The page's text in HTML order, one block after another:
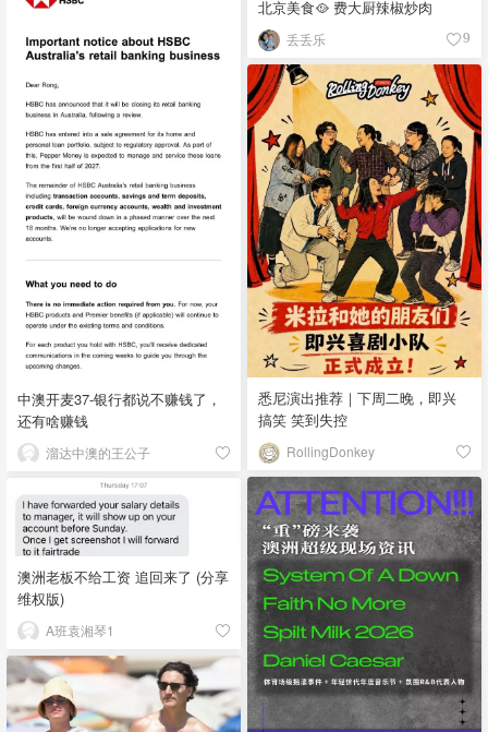
北京美食🥘 费大厨辣椒炒肉
丢丢乐 9
中澳开麦37-银行都说不赚钱了，
还有啥赚钱
溜达中澳的王公子
悉尼演出推荐｜下周二晚，即兴
搞笑 笑到失控
RollingDonkey
澳洲老板不给工资 追回来了 (分享
维权版)
A班袁湘琴1